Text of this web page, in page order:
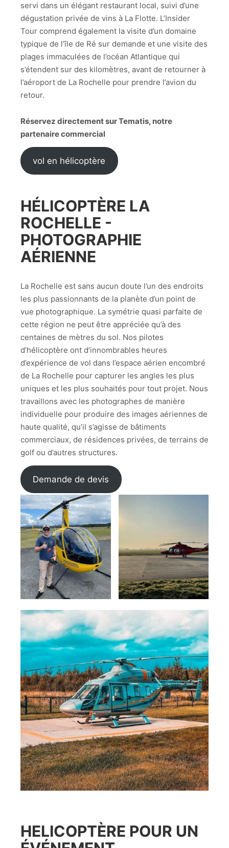
servi dans un élégant restaurant local, suivi d’une
dégustation privée de vins à La Flotte. L’Insider
Tour comprend également la visite d’un domaine
typique de l’île de Ré sur demande et une visite des
plages immaculées de l’océan Atlantique qui
s’étendent sur des kilomètres, avant de retourner à
l’aéroport de La Rochelle pour prendre l’avion du
retour.
Réservez directement sur Tematis, notre
partenaire commercial
vol en hélicoptère
HÉLICOPTÈRE LA
ROCHELLE -
PHOTOGRAPHIE
AÉRIENNE
La Rochelle est sans aucun doute l’un des endroits
les plus passionnants de la planète d’un point de
vue photographique. La symétrie quasi parfaite de
cette région ne peut être appréciée qu’à des
centaines de mètres du sol. Nos pilotes
d’hélicoptère ont d’innombrables heures
d’expérience de vol dans l’espace aérien encombré
de La Rochelle pour capturer les angles les plus
uniques et les plus souhaités pour tout projet. Nous
travaillons avec les photographes de manière
individuelle pour produire des images aériennes de
haute qualité, qu’il s’agisse de bâtiments
commerciaux, de résidences privées, de terrains de
golf ou d’autres structures.
Demande de devis
HELICOPTÈRE POUR UN